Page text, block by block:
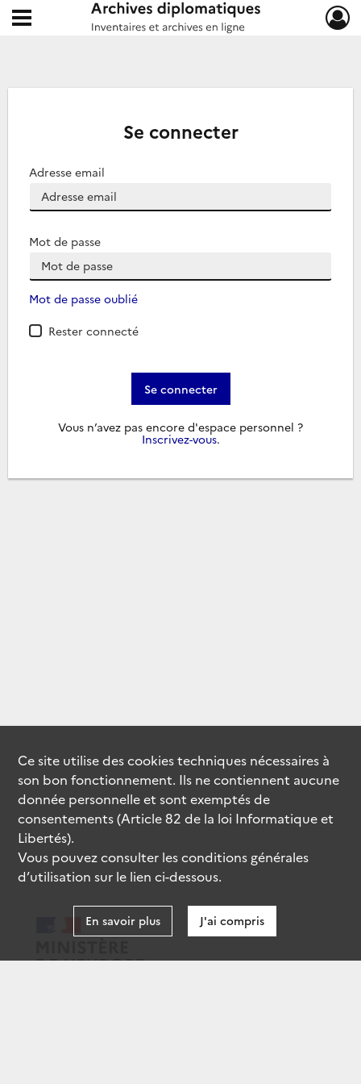
Archives diplomatiques
Ouvrir le menu déroulant
Se connecter
Adresse email
Mot de passe
Mot de passe oublié
Rester connecté
Se connecter
Vous n’avez pas encore d'espace personnel ?
Inscrivez-vous.
Ce site utilise descookiestechniques nécessaires à
son bon fonctionnement. Ils ne contiennent aucune
donnée personnelle et sont exemptés de
consentements (Article 82 de la loi Informatique et
Libertés).
Vous pouvez consulter les conditions générales
d’utilisation sur le lien ci-dessous.
En savoir plus J'ai compris